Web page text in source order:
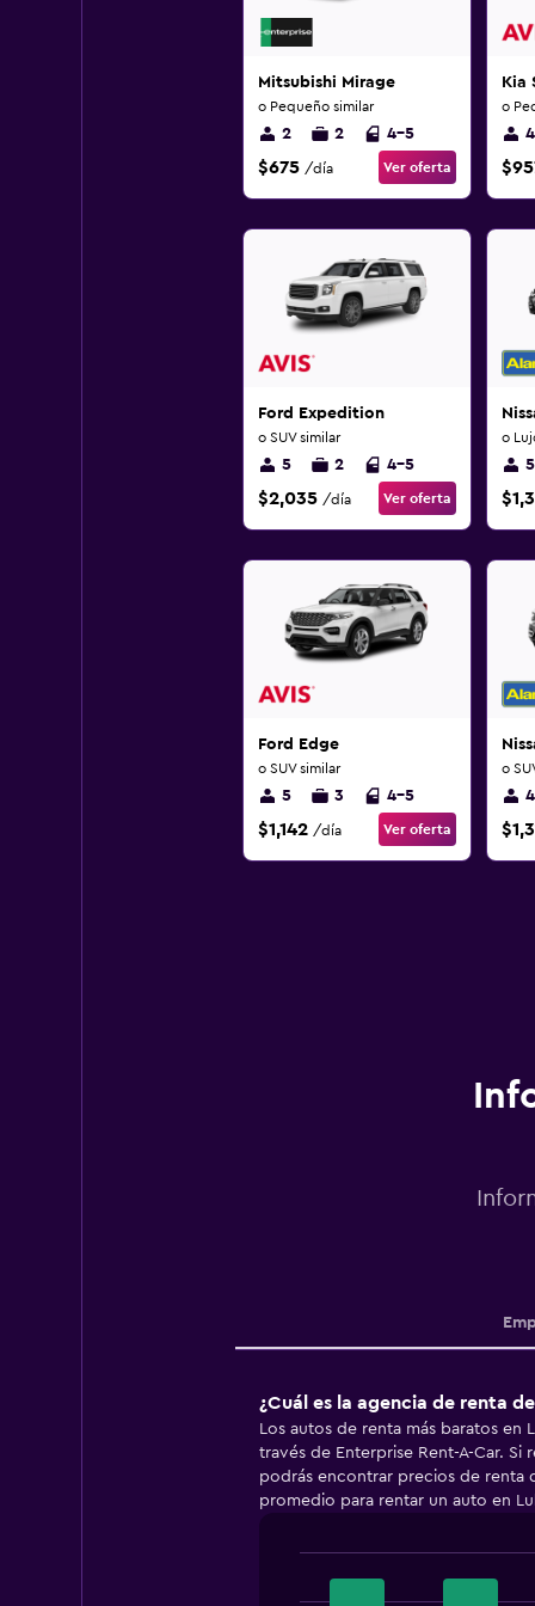
Mitsubishi Mirage
o Pequeño similar
2 2 4-5
$675 /día Ver oferta
Kia
o
4
Ford Expedition
o SUV similar
5 2 4-5
$2,035 /día Ver oferta
o
5
Ford Edge
o SUV similar
5 3 4-5
$1,142 /día Ver oferta
o
4
¿Cuál es la agencia de renta
Los autos de renta más baratos en
través de Enterprise Rent-A-Car. Si
podrás encontrar precios de renta
promedio para rentar un auto en